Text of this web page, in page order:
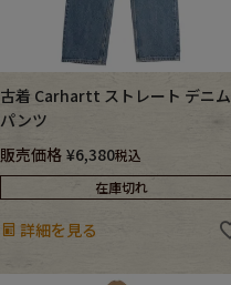
Keyring
FAFATT
古着 Carhartt ストレート デニム
パンツ
販売価格 ¥6,380税込
在庫切れ
詳細を見る